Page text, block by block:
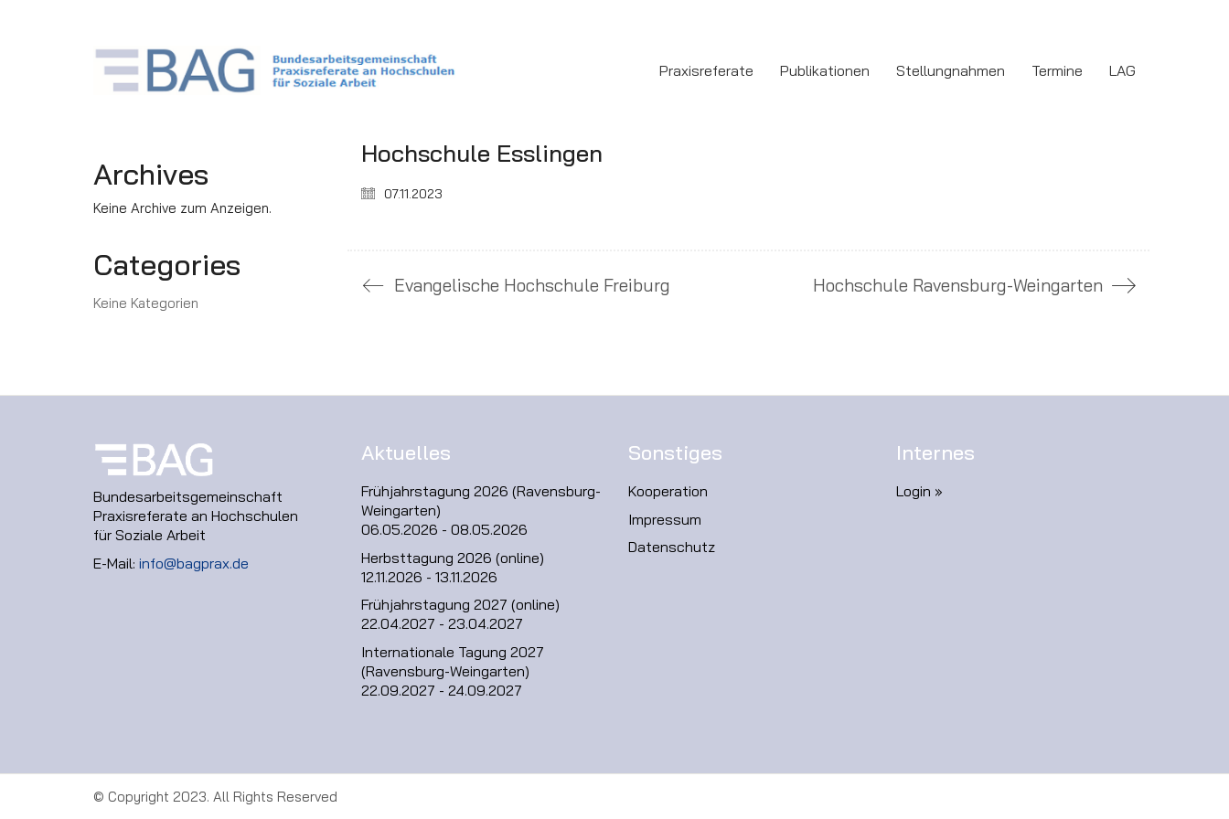
Praxisreferate Publikationen Stellungnahmen Termine LAG
Hochschule Esslingen
07.11.2023
Evangelische Hochschule Freiburg Hochschule Ravensburg-Weingarten
Archives
Keine Archive zum Anzeigen.
Categories
Keine Kategorien
Bundesarbeitsgemeinschaft
Praxisreferate an Hochschulen
für Soziale Arbeit
E-Mail: info@bagprax.de
Aktuelles
Frühjahrstagung 2026 (Ravensburg-
Weingarten)
06.05.2026 - 08.05.2026
Herbsttagung 2026 (online)
12.11.2026 - 13.11.2026
Frühjahrstagung 2027 (online)
22.04.2027 - 23.04.2027
Internationale Tagung 2027
(Ravensburg-Weingarten)
22.09.2027 - 24.09.2027
Sonstiges
Kooperation
Impressum
Datenschutz
Internes
Login »
© Copyright 2023. All Rights Reserved